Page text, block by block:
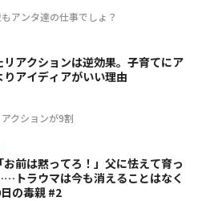
アンタ達の仕事でしょ？
クションが9割
リアクションは逆効果。子育てにア
りアイディアがいい理由
お前は黙ってろ！」父に怯えて育っ
トラウマは今も消えることはなく
日の毒親 #2